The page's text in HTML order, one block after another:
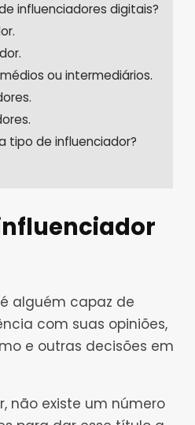
influenciadores digitais?
ou intermediários.
tipo de influenciador?
alguém capaz de
com suas opiniões,
e outras decisões em
não existe um número